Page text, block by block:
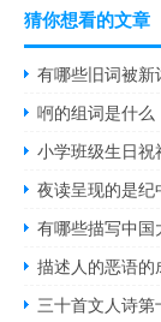
猜你想看的文章
有哪些旧词被新
哬的组词是什么
小学班级生日祝
夜读呈现的是
有哪些描写中国
描述人的恶语的
三十首文人诗第